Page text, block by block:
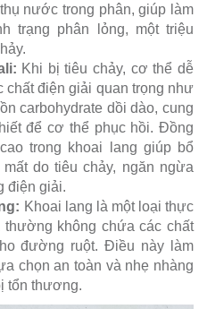
nước trong phân, giúp làm
trạng phân lỏng, một triệu
: Khi bị tiêu chảy, cơ thể dễ
chất điện giải quan trọng như
carbohydrate dồi dào, cung
để cơ thể phục hồi. Đồng
trong khoai lang giúp bổ
do tiêu chảy, ngăn ngừa
điện giải.
: Khoai lang là một loại thực
không chứa các chất
đường ruột. Điều này làm
chọn an toàn và nhẹ nhàng
tổn thương.